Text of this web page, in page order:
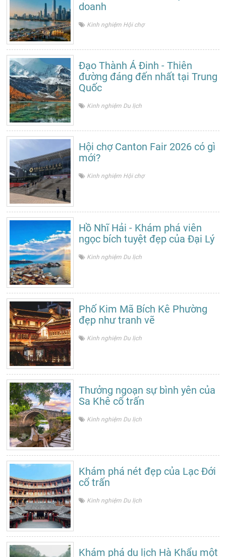
doanh
Kinh nghiệm Hội chợ
Đạo Thành Á Đinh - Thiên
đường đáng đến nhất tại Trung
Quốc
Kinh nghiệm Du lịch
Hội chợ Canton Fair 2026 có gì
mới?
Kinh nghiệm Hội chợ
Hồ Nhĩ Hải - Khám phá viên
ngọc bích tuyệt đẹp của Đại Lý
Kinh nghiệm Du lịch
Phố Kim Mã Bích Kê Phường
đẹp như tranh vẽ
Kinh nghiệm Du lịch
Thưởng ngoạn sự bình yên của
Sa Khê cổ trấn
Kinh nghiệm Du lịch
Khám phá nét đẹp của Lạc Đới
cổ trấn
Kinh nghiệm Du lịch
Khám phá du lịch Hà Khẩu một